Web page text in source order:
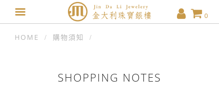
0
HOME 購物須知
SHOPPING NOTES